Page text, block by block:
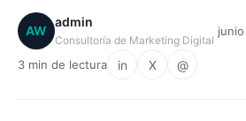
AW
admin
Consultoría de Marketing Digital
3 min de lectura in X @